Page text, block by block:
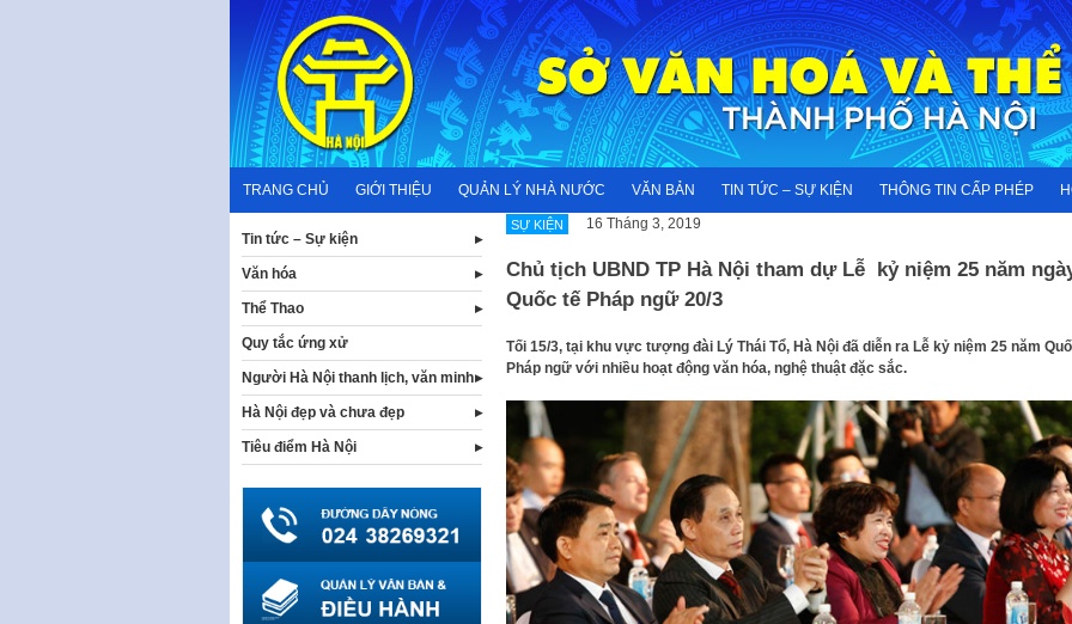
content
TRANG CHỦ GIỚI THIỆU QUẢN LÝ NHÀ NƯỚC VĂN BẢN TIN TỨC – SỰ KIỆN THÔNG TIN CẤP PHÉP
SỰ KIỆN 16 Tháng 3, 2019
Chủ tịch UBND TP Hà Nội tham dự Lễ kỷ niệm 25 năm
Quốc tế Pháp ngữ 20/3
Tối 15/3, tại khu vực tượng đài Lý Thái Tổ, Hà Nội đã diễn ra Lễ kỷ niệm 25 năm
Pháp ngữ với nhiều hoạt động văn hóa, nghệ thuật đặc sắc.
Tin tức – Sự kiện
Văn hóa
Thể Thao
Quy tắc ứng xử
Người Hà Nội thanh lịch, văn minh
Hà Nội đẹp và chưa đẹp
Tiêu điểm Hà Nội